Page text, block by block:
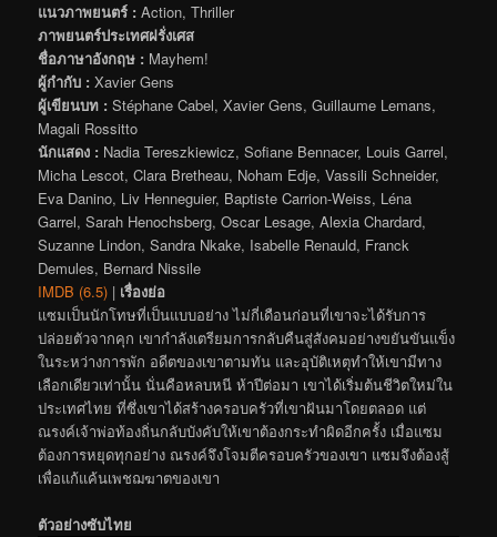
แนวภาพยนตร์ : Action, Thriller
ภาพยนตร์ประเทศฝรั่งเศส
ชื่อภาษาอังกฤษ : Mayhem!
ผู้กำกับ : Xavier Gens
ผู้เขียนบท : Stéphane Cabel, Xavier Gens, Guillaume Lemans,
Magali Rossitto
นักแสดง : Nadia Tereszkiewicz, Sofiane Bennacer, Louis Garrel,
Micha Lescot, Clara Bretheau, Noham Edje, Vassili Schneider,
Eva Danino, Liv Henneguier, Baptiste Carrion-Weiss, Léna
Garrel, Sarah Henochsberg, Oscar Lesage, Alexia Chardard,
Suzanne Lindon, Sandra Nkake, Isabelle Renauld, Franck
Demules, Bernard Nissile
IMDB (6.5) | เรื่องย่อ
แซมเป็นนักโทษที่เป็นแบบอย่าง ไม่กี่เดือนก่อนที่เขาจะได้รับการ
ปล่อยตัวจากคุก เขากำลังเตรียมการกลับคืนสู่สังคมอย่างขยันขันแข็ง
ในระหว่างการพัก อดีตของเขาตามทัน และอุบัติเหตุทำให้เขามีทาง
เลือกเดียวเท่านั้น นั่นคือหลบหนี ห้าปีต่อมา เขาได้เริ่มต้นชีวิตใหม่ใน
ประเทศไทย ที่ซึ่งเขาได้สร้างครอบครัวที่เขาฝันมาโดยตลอด แต่
ณรงค์เจ้าพ่อท้องถิ่นกลับบังคับให้เขาต้องกระทำผิดอีกครั้ง เมื่อแซม
ต้องการหยุดทุกอย่าง ณรงค์จึงโจมตีครอบครัวของเขา แซมจึงต้องสู้
เพื่อแก้แค้นเพชฌฆาตของเขา
ตัวอย่างซับไทย